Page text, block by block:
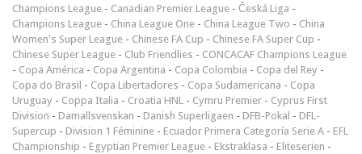
Champions League - Canadian Premier League - Česká Liga -
Champions League - China League One - China League Two - China
Women's Super League - Chinese FA Cup - Chinese FA Super Cup -
Chinese Super League - Club Friendlies - CONCACAF Champions League
- Copa América - Copa Argentina - Copa Colombia - Copa del Rey -
Copa do Brasil - Copa Libertadores - Copa Sudamericana - Copa
Uruguay - Coppa Italia - Croatia HNL - Cymru Premier - Cyprus First
Division - Damallsvenskan - Danish Superligaen - DFB-Pokal - DFL-
Supercup - Division 1 Féminine - Ecuador Primera Categoría Serie A - EFL
Championship - Egyptian Premier League - Ekstraklasa - Eliteserien -